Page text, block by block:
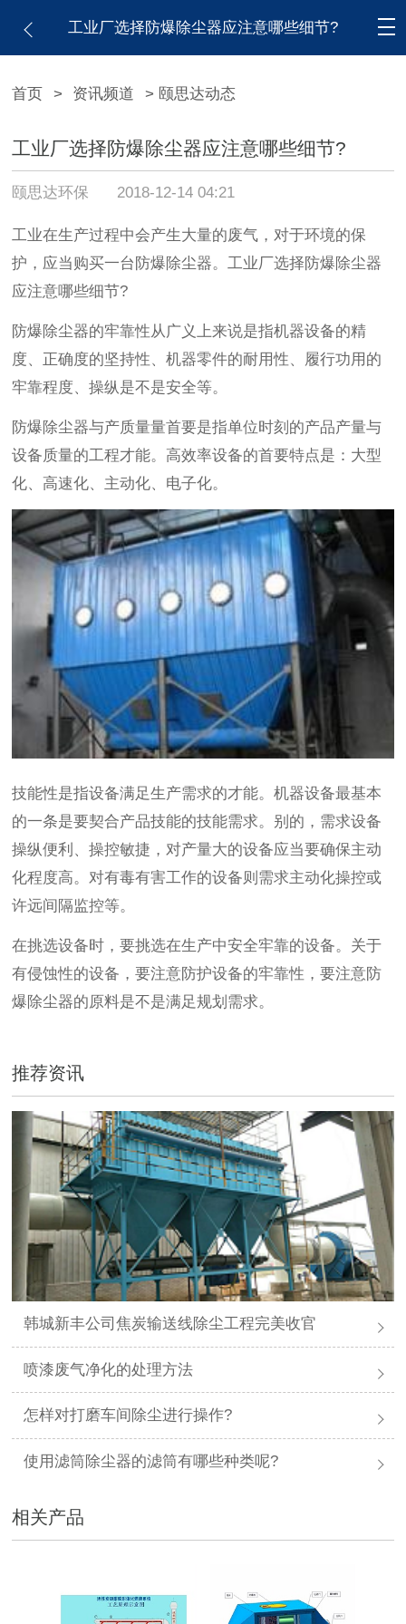
工业厂选择防爆除尘器应注意哪些细节?
首页 > 资讯频道 > 颐思达动态
工业厂选择防爆除尘器应注意哪些细节?
颐思达环保 2018-12-14 04:21
工业在生产过程中会产生大量的废气，对于环境的保
护，应当购买一台防爆除尘器。工业厂选择防爆除尘器
应注意哪些细节?
防爆除尘器的牢靠性从广义上来说是指机器设备的精
度、正确度的坚持性、机器零件的耐用性、履行功用的
牢靠程度、操纵是不是安全等。
防爆除尘器与产质量量首要是指单位时刻的产品产量与
设备质量的工程才能。高效率设备的首要特点是：大型
化、高速化、主动化、电子化。
技能性是指设备满足生产需求的才能。机器设备最基本
的一条是要契合产品技能的技能需求。别的，需求设备
操纵便利、操控敏捷，对产量大的设备应当要确保主动
化程度高。对有毒有害工作的设备则需求主动化操控或
许远间隔监控等。
在挑选设备时，要挑选在生产中安全牢靠的设备。关于
有侵蚀性的设备，要注意防护设备的牢靠性，要注意防
爆除尘器的原料是不是满足规划需求。
推荐资讯
韩城新丰公司焦炭输送线除尘工程完美收官
喷漆废气净化的处理方法
怎样对打磨车间除尘进行操作?
使用滤筒除尘器的滤筒有哪些种类呢?
相关产品